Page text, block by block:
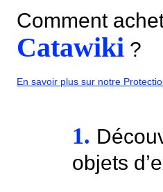
Comment
Catawiki ?
En savoir plus sur notre
1.
objets